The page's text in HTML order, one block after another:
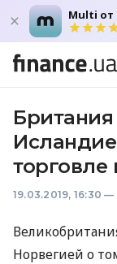
Multi от
торговле
19.03.2019, 16:30 —
Норвегией о